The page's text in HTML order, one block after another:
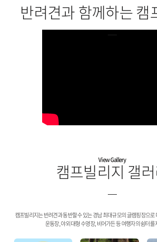
반려견과 함께하는 캠
View Gallery
캠프빌리지 갤
캠프빌리지는 반려견과 동반할 수 있는 경남 최대규모의 글램핑장으로
운동장, 야외 대형 수영장, 비어가든 등 여행자의 쉼터를